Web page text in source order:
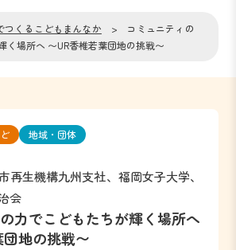
つくるこどもまんなか > コミュニティの
く場所へ 〜UR香椎若葉団地の挑戦〜
地域・団体
再生機構九州支社、福岡女子大学、
会
力でこどもたちが輝く場所へ
地の挑戦〜